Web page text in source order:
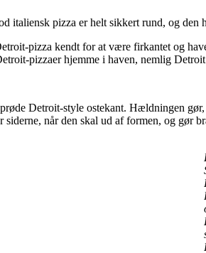
italiensk pizza er helt sikkert rund, og
pizza kendt for at være firkantet og
pizzaer hjemme i haven, nemlig
Detroit-style ostekant. Hældningen
når den skal ud af formen, og gør